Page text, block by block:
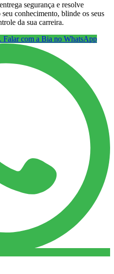
segurança e resolve
conhecimento, blinde os seus
da sua carreira.
Falar com a Bia no WhatsApp